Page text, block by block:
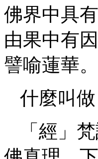
佛界中具
由果中有
譬喻蓮華。
什麼叫
「經」